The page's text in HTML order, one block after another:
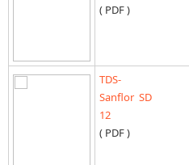
( PDF )
TDS-
Sanflor SD
12
( PDF )